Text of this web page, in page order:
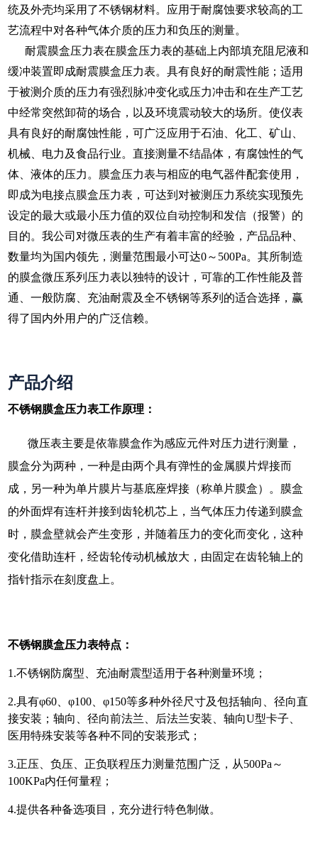
统及外壳均采用了不锈钢材料。应用于耐腐蚀要求较高的工
艺流程中对各种气体介质的压力和负压的测量。
耐震膜盒压力表在膜盒压力表的基础上内部填充阻尼液和
缓冲装置即成耐震膜盒压力表。具有良好的耐震性能；适用
于被测介质的压力有强烈脉冲变化或压力冲击和在生产工艺
中经常突然卸荷的场合，以及环境震动较大的场所。使仪表
具有良好的耐腐蚀性能，可广泛应用于石油、化工、矿山、
机械、电力及食品行业。直接测量不结晶体，有腐蚀性的气
体、液体的压力。膜盒压力表与相应的电气器件配套使用，
即成为电接点膜盒压力表，可达到对被测压力系统实现预先
设定的最大或最小压力值的双位自动控制和发信（报警）的
目的。我公司对微压表的生产有着丰富的经验，产品品种、
数量均为国内领先，测量范围最小可达0～500Pa。其所制造
的膜盒微压系列压力表以独特的设计，可靠的工作性能及普
通、一般防腐、充油耐震及全不锈钢等系列的适合选择，赢
得了国内外用户的广泛信赖。
产品介绍
不锈钢膜盒压力表工作原理：
微压表主要是依靠膜盒作为感应元件对压力进行测量，
膜盒分为两种，一种是由两个具有弹性的金属膜片焊接而
成，另一种为单片膜片与基底座焊接（称单片膜盒）。膜盒
的外面焊有连杆并接到齿轮机芯上，当气体压力传递到膜盒
时，膜盒壁就会产生变形，并随着压力的变化而变化，这种
变化借助连杆，经齿轮传动机械放大，由固定在齿轮轴上的
指针指示在刻度盘上。
不锈钢膜盒压力表特点：
1.不锈钢防腐型、充油耐震型适用于各种测量环境；
2.具有φ60、φ100、φ150等多种外径尺寸及包括轴向、径向直
接安装；轴向、径向前法兰、后法兰安装、轴向U型卡子、
医用特殊安装等各种不同的安装形式；
3.正压、负压、正负联程压力测量范围广泛，从500Pa～
100KPa内任何量程；
4.提供各种备选项目，充分进行特色制做。